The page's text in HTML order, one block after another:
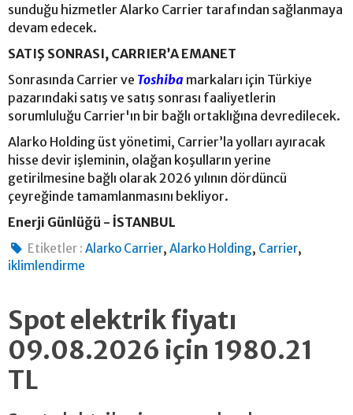
sunduğu hizmetler Alarko Carrier tarafından sağlanmaya
devam edecek.
SATIŞ SONRASI, CARRIER’A EMANET
Sonrasında Carrier ve Toshiba markaları için Türkiye
pazarındaki satış ve satış sonrası faaliyetlerin
sorumluluğu Carrier'ın bir bağlı ortaklığına devredilecek.
Alarko Holding üst yönetimi, Carrier’la yolları ayıracak
hisse devir işleminin, olağan koşulların yerine
getirilmesine bağlı olarak 2026 yılının dördüncü
çeyreğinde tamamlanmasını bekliyor.
Enerji Günlüğü - İSTANBUL
Etiketler : Alarko Carrier,Alarko Holding, Carrier,
iklimlendirme
Spot elektrik fiyatı
09.08.2026 için 1980.21
TL